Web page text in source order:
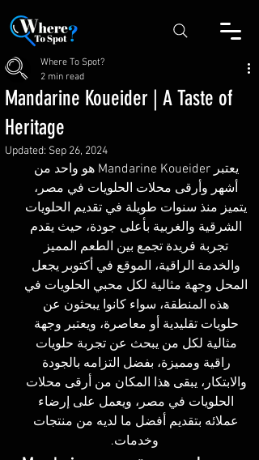
Mandarine Koueider | A Taste of
Heritage
Where To Spot?
2 min read
Updated: Sep 26, 2024
يعتبر Mandarine Koueider هو واحد من
أشهر وأرقى محلات الحلويات في مصر،
يتميز منذ سنوات طويلة في تقديم الحلويات
الشرقية والغربية بأعلى جودة، حيث يقدم
تجربة فريدة تجمع بين الطعم المميز
والخدمة الراقية، الموقع في أكتوبر يجعل
المحل وجهة مثالية لكل محبي الحلويات في
هذه المنطقة، سواء كانوا يبحثون عن
حلويات تقليدية أو معاصرة، ويعتبر وجهة
مثالية لكل من يبحث عن تجربة حلويات
راقية ومميزة، بفضل التزامه بالجودة
والابتكار، يبقى هذا المكان من أرقى محلات
الحلويات في مصر، ويعمل على إرضاء
عملائه بتقديم أفضل ما لديه من منتجات
وخدمات.